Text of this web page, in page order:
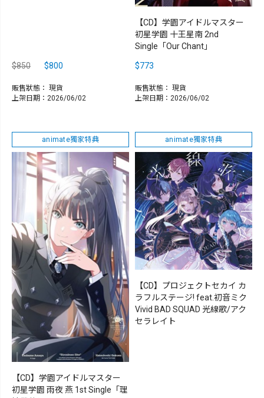
$850 $800
販售狀態： 現貨
上架日期：2026/06/02
【CD】学園アイドルマスター
初星学園 十王星南 2nd
Single「Our Chant」
$773
販售狀態： 現貨
上架日期：2026/06/02
animate獨家特典
【CD】学園アイドルマスター
初星学園 雨夜 燕 1st Single「理
animate獨家特典
【CD】プロジェクトセカイ カ
ラフルステージ! feat.初音ミク
Vivid BAD SQUAD 光線歌/アク
セラレイト